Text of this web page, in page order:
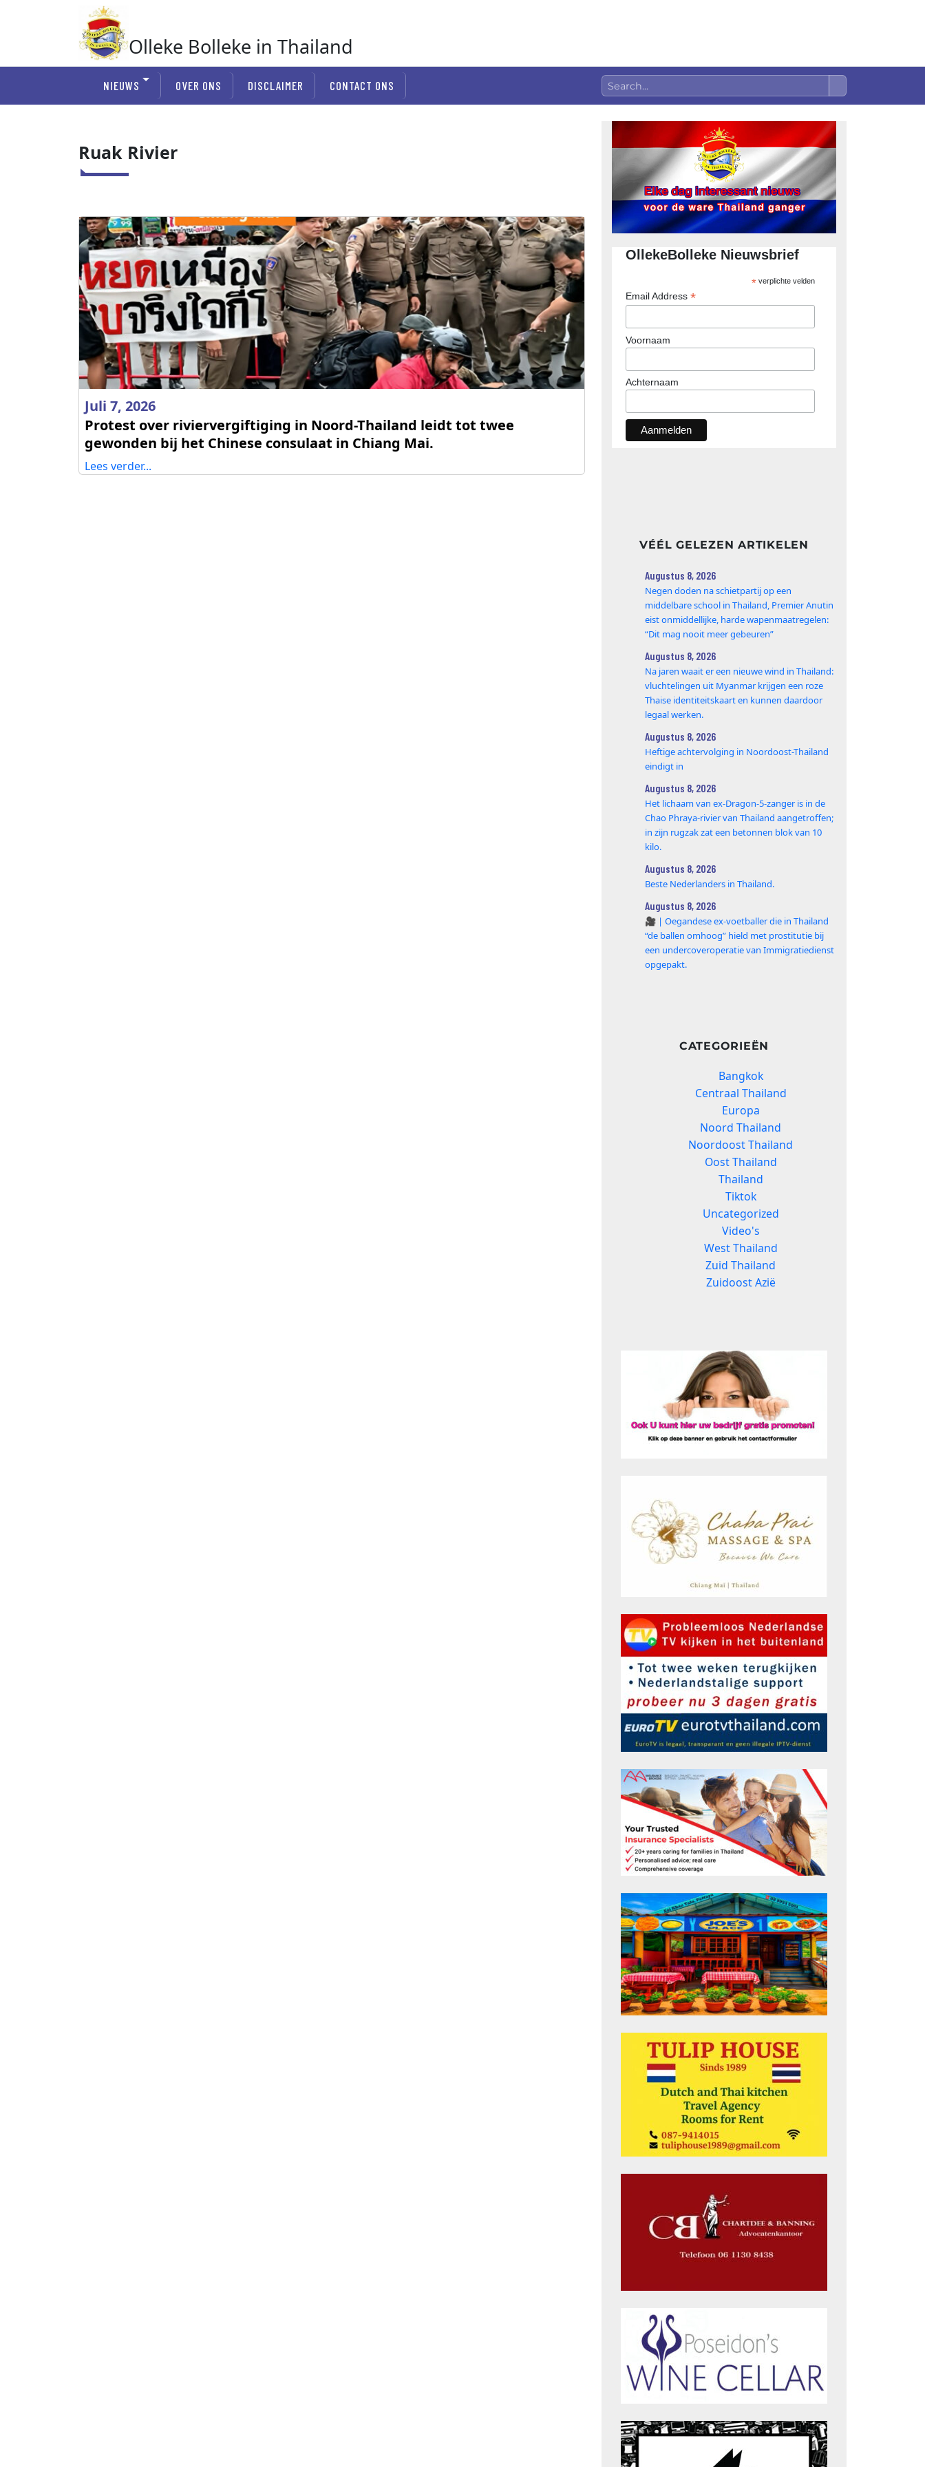
Olleke Bolleke in Thailand
NIEUWS OVER ONS DISCLAIMER CONTACT ONS
Ruak Rivier
Juli 7, 2026
Protest over riviervergiftiging in Noord-Thailand leidt tot twee
gewonden bij het Chinese consulaat in Chiang Mai.
Lees verder...
OllekeBolleke Nieuwsbrief
*verplichte velden
Email Address *
Voornaam
Achternaam
VÉÉL GELEZEN ARTIKELEN
Augustus 8, 2026
Negen doden na schietpartij op een
middelbare school in Thailand, Premier Anutin
eist onmiddellijke, harde wapenmaatregelen:
“Dit mag nooit meer gebeuren”
Augustus 8, 2026
Na jaren waait er een nieuwe wind in Thailand:
vluchtelingen uit Myanmar krijgen een roze
Thaise identiteitskaart en kunnen daardoor
legaal werken.
Augustus 8, 2026
Heftige achtervolging in Noordoost-Thailand
eindigt in
Augustus 8, 2026
Het lichaam van ex-Dragon‑5‑zanger is in de
Chao Phraya‑rivier van Thailand aangetroffen;
in zijn rugzak zat een betonnen blok van 10
kilo.
Augustus 8, 2026
Beste Nederlanders in Thailand.
Augustus 8, 2026
🎥 | Oegandese ex-voetballer die in Thailand
“de ballen omhoog” hield met prostitutie bij
een undercoveroperatie van Immigratiedienst
opgepakt.
CATEGORIEËN
Bangkok
Centraal Thailand
Europa
Noord Thailand
Noordoost Thailand
Oost Thailand
Thailand
Tiktok
Uncategorized
Video's
West Thailand
Zuid Thailand
Zuidoost Azië